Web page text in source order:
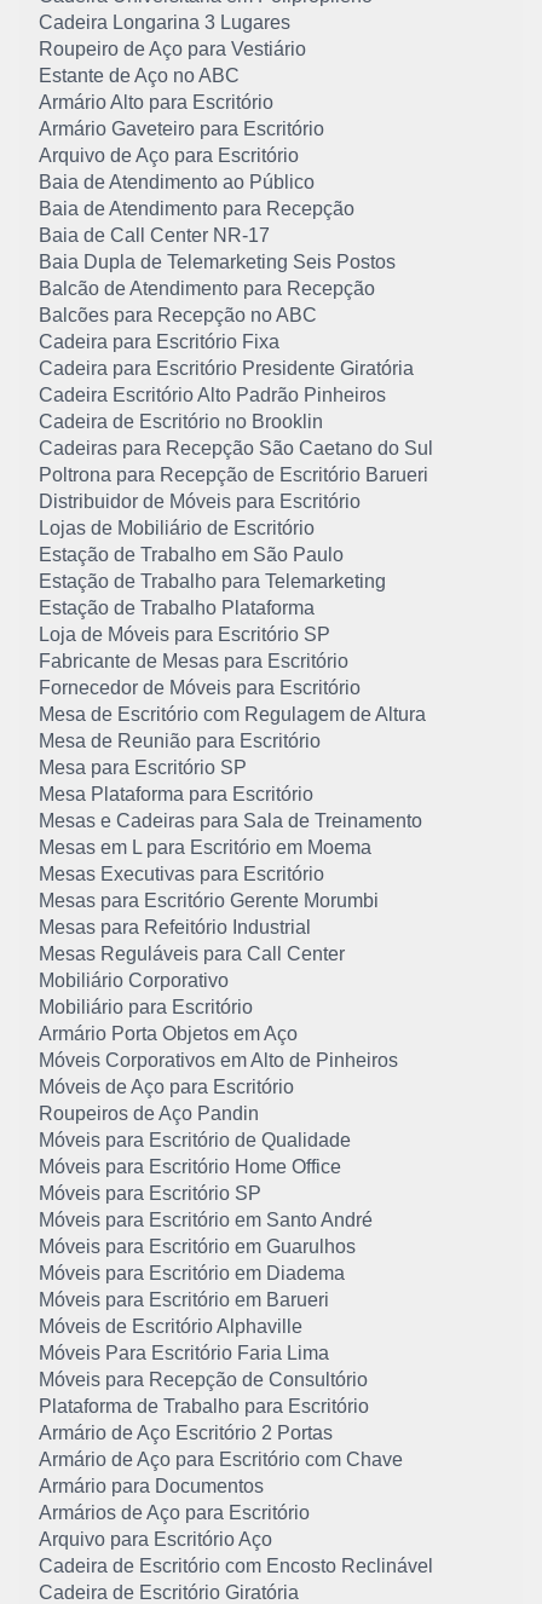
Cadeira Longarina 3 Lugares
Roupeiro de Aço para Vestiário
Estante de Aço no ABC
Armário Alto para Escritório
Armário Gaveteiro para Escritório
Arquivo de Aço para Escritório
Baia de Atendimento ao Público
Baia de Atendimento para Recepção
Baia de Call Center NR-17
Baia Dupla de Telemarketing Seis Postos
Balcão de Atendimento para Recepção
Balcões para Recepção no ABC
Cadeira para Escritório Fixa
Cadeira para Escritório Presidente Giratória
Cadeira Escritório Alto Padrão Pinheiros
Cadeira de Escritório no Brooklin
Cadeiras para Recepção São Caetano do Sul
Poltrona para Recepção de Escritório Barueri
Distribuidor de Móveis para Escritório
Lojas de Mobiliário de Escritório
Estação de Trabalho em São Paulo
Estação de Trabalho para Telemarketing
Estação de Trabalho Plataforma
Loja de Móveis para Escritório SP
Fabricante de Mesas para Escritório
Fornecedor de Móveis para Escritório
Mesa de Escritório com Regulagem de Altura
Mesa de Reunião para Escritório
Mesa para Escritório SP
Mesa Plataforma para Escritório
Mesas e Cadeiras para Sala de Treinamento
Mesas em L para Escritório em Moema
Mesas Executivas para Escritório
Mesas para Escritório Gerente Morumbi
Mesas para Refeitório Industrial
Mesas Reguláveis para Call Center
Mobiliário Corporativo
Mobiliário para Escritório
Armário Porta Objetos em Aço
Móveis Corporativos em Alto de Pinheiros
Móveis de Aço para Escritório
Roupeiros de Aço Pandin
Móveis para Escritório de Qualidade
Móveis para Escritório Home Office
Móveis para Escritório SP
Móveis para Escritório em Santo André
Móveis para Escritório em Guarulhos
Móveis para Escritório em Diadema
Móveis para Escritório em Barueri
Móveis de Escritório Alphaville
Móveis Para Escritório Faria Lima
Móveis para Recepção de Consultório
Plataforma de Trabalho para Escritório
Armário de Aço Escritório 2 Portas
Armário de Aço para Escritório com Chave
Armário para Documentos
Armários de Aço para Escritório
Arquivo para Escritório Aço
Cadeira de Escritório com Encosto Reclinável
Cadeira de Escritório Giratória